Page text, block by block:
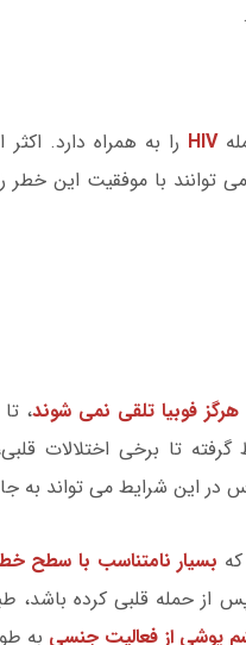
HIV را به همراه دارد. اکثر
هرگز فوبیا تلقی نمی شوند،
تا برخی اختلالات
در این شرایط می تواند به
بسیار نامتناسب با سطح
حمله قلبی کرده باشد،
پوشی از فعالیت جنسی به